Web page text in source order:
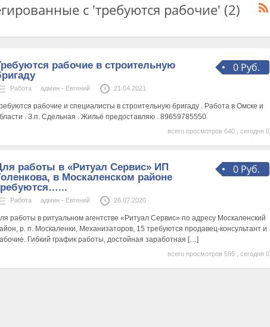
с 'требуются рабочие' (2)
0 Руб.
рабочие в строительную
Работа админ - Евгений 21.04.2021
рабочие и специалисты в строительную бригаду . Работа в Омске и
. З.п. Сдельная . Жильё предоставляю . 89659785550
всего просмотров 640 , сегодня 0
0 Руб.
работы в «Ритуал Сервис» ИП
в Москаленском районе
Работа админ - Евгений 26.07.2020
работы в ритуальном агентстве «Ритуал Сервис» по адресу Москаленский
р. п. Москаленки, Механизаторов, 15 требуются продавец-консультант и
Гибкий график работы, достойная заработная […]
всего просмотров 595 , сегодня 0